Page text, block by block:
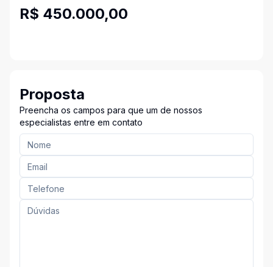
R$ 450.000,00
Proposta
Preencha os campos para que um de nossos
especialistas entre em contato